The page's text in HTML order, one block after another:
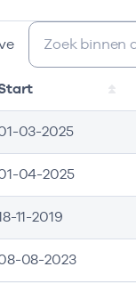
Zoeken:
03-2025
04-2025
11-2019
08-2023